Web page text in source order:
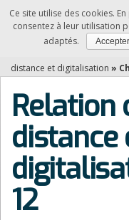
Accueil»
distance et digitalisation »
Relation
distance
12
Ce site utilise des cookies.
consentez à leur utilisation
adaptés.
Accepter